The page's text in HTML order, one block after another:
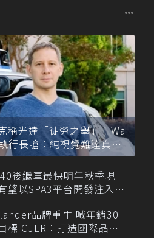
稱光達「徒勞之舉」！Wa
行長嗆：純視覺難達真正
駛
後繼車最快明年秋季現
望以SPA3平台開發注入80
品牌重生 喊年銷30
標 CJLR：打造國際品牌